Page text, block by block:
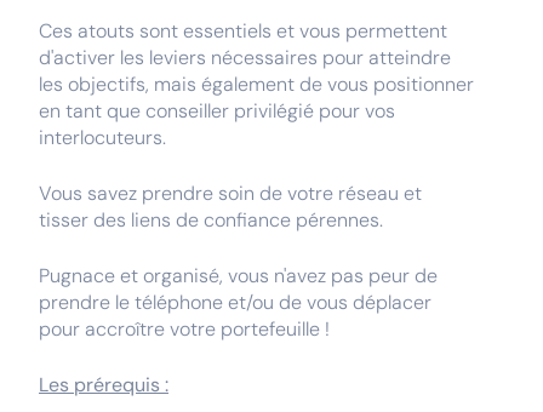
Ces atouts sont essentiels et vous permettent
d'activer les leviers nécessaires pour atteindre
les objectifs, mais également de vous positionner
en tant que conseiller privilégié pour vos
interlocuteurs.
Vous savez prendre soin de votre réseau et
tisser des liens de confiance pérennes.
Pugnace et organisé, vous n'avez pas peur de
prendre le téléphone et/ou de vous déplacer
pour accroître votre portefeuille !
Les prérequis :